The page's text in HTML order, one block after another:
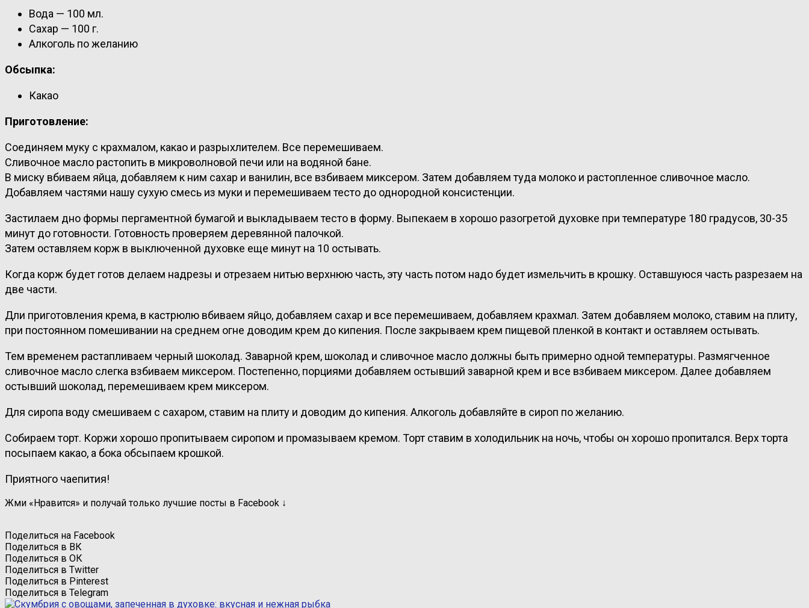
Вода — 100 мл.
Сахар — 100 г.
Алкоголь по желанию
Обсыпка:
Какао
Приготовление:
Соединяем муку с крахмалом, какао и разрыхлителем. Все перемешиваем.
Сливочное масло растопить в микроволновой печи или на водяной бане.
В миску вбиваем яйца, добавляем к ним сахар и ванилин, все взбиваем миксером. Затем добавляем туда молоко и растопленное сливочное масло.
Добавляем частями нашу сухую смесь из муки и перемешиваем тесто до однородной консистенции.
Застилаем дно формы пергаментной бумагой и выкладываем тесто в форму. Выпекаем в хорошо разогретой духовке при температуре 180 градусов, 30-35
минут до готовности. Готовность проверяем деревянной палочкой.
Затем оставляем корж в выключенной духовке еще минут на 10 остывать.
Когда корж будет готов делаем надрезы и отрезаем нитью верхнюю часть, эту часть потом надо будет измельчить в крошку. Оставшуюся часть разрезаем на
две части.
Дли приготовления крема, в кастрюлю вбиваем яйцо, добавляем сахар и все перемешиваем, добавляем крахмал. Затем добавляем молоко, ставим на плиту,
при постоянном помешивании на среднем огне доводим крем до кипения. После закрываем крем пищевой пленкой в контакт и оставляем остывать.
Тем временем растапливаем черный шоколад. Заварной крем, шоколад и сливочное масло должны быть примерно одной температуры. Размягченное
сливочное масло слегка взбиваем миксером. Постепенно, порциями добавляем остывший заварной крем и все взбиваем миксером. Далее добавляем
остывший шоколад, перемешиваем крем миксером.
Для сиропа воду смешиваем с сахаром, ставим на плиту и доводим до кипения. Алкоголь добавляйте в сироп по желанию.
Собираем торт. Коржи хорошо пропитываем сиропом и промазываем кремом. Торт ставим в холодильник на ночь, чтобы он хорошо пропитался. Верх торта
посыпаем какао, а бока обсыпаем крошкой.
Приятного чаепития!
Жми «Нравится» и получай только лучшие посты в Facebook ↓
Поделиться на Facebook
Поделиться в ВК
Поделиться в ОК
Поделиться в Twitter
Поделиться в Pinterest
Поделиться в Telegram